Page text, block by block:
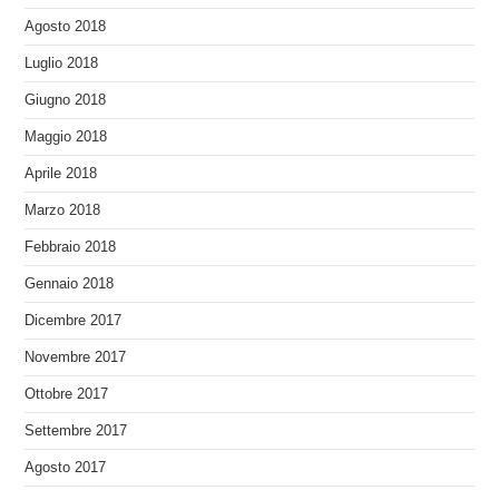
Agosto 2018
Luglio 2018
Giugno 2018
Maggio 2018
Aprile 2018
Marzo 2018
Febbraio 2018
Gennaio 2018
Dicembre 2017
Novembre 2017
Ottobre 2017
Settembre 2017
Agosto 2017